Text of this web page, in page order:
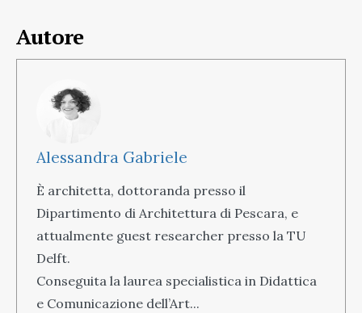
Autore
Alessandra Gabriele
È architetta, dottoranda presso il
Dipartimento di Architettura di Pescara, e
attualmente guest researcher presso la TU
Delft.
Conseguita la laurea specialistica in Didattica
e Comunicazione dell’Art...